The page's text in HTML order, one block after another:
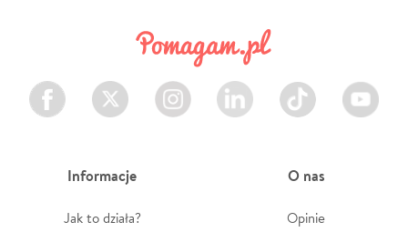
Facebook Twitter Instagram LinkedIn TikTok Youtube
Informacje
Jak to działa?
O nas
Opinie